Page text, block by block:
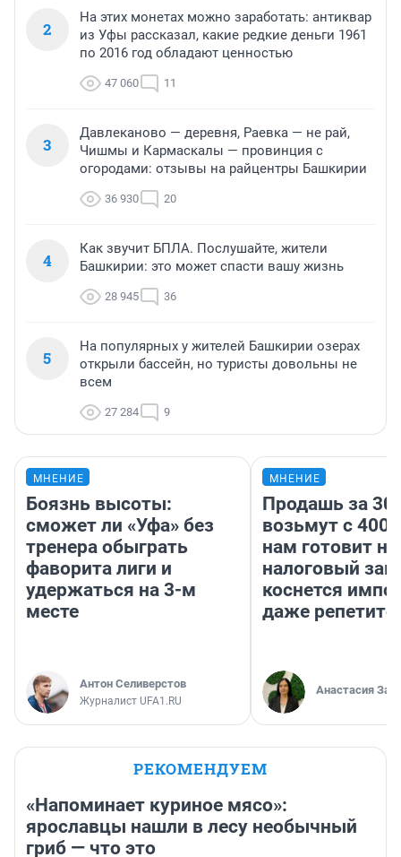
2
На этих монетах можно заработать: антиквар
из Уфы рассказал, какие редкие деньги 1961
по 2016 год обладают ценностью
47 060 11
3
Давлеканово — деревня, Раевка — не рай,
Чишмы и Кармаскалы — провинция с
огородами: отзывы на райцентры Башкирии
36 930 20
4
Как звучит БПЛА. Послушайте, жители
Башкирии: это может спасти вашу жизнь
28 945 36
5
На популярных у жителей Башкирии озерах
открыли бассейн, но туристы довольны не
всем
27 284 9
МНЕНИЕ
Боязнь высоты:
сможет ли «Уфа» без
тренера обыграть
фаворита лиги и
удержаться на 3-м
месте
Антон Селиверстов
Журналист UFA1.RU
МНЕНИЕ
Продашь за
возьмут с
нам готовит
налоговый
коснется
даже
Анастасия
РЕКОМЕНДУЕМ
«Напоминает куриное мясо»:
ярославцы нашли в лесу необычный
гриб — что это